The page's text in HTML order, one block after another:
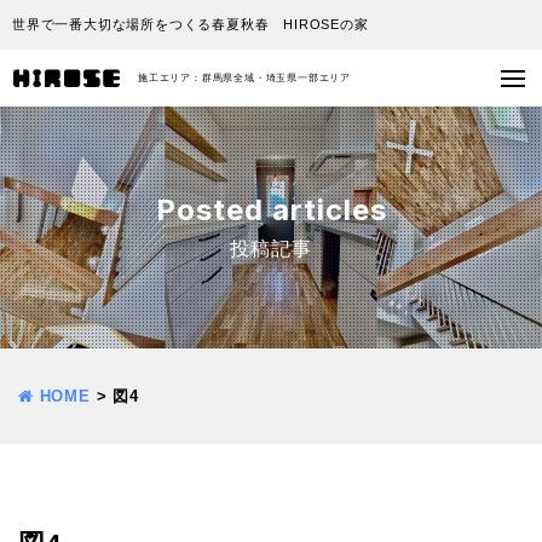
世界で一番大切な場所をつくる春夏秋春 HIROSEの家
施工エリア：群馬県全域・埼玉県一部エリア
Posted articles
投稿記事
HOME > 図4